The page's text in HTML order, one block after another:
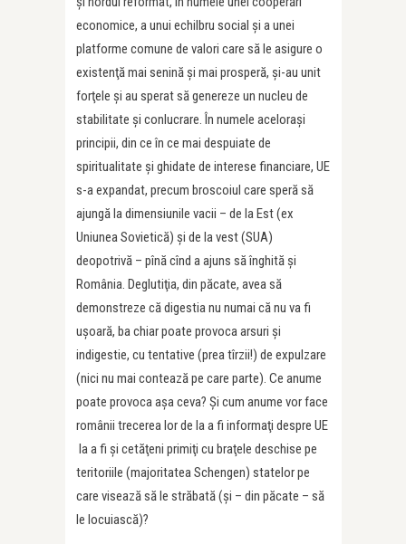
economice, a unui echilbru social şi a unei
platforme comune de valori care să le asigure o
existenţă mai senină şi mai prosperă, şi-au unit
forţele şi au sperat să genereze un nucleu de
stabilitate şi conlucrare. În numele aceloraşi
principii, din ce în ce mai despuiate de
spiritualitate şi ghidate de interese financiare, UE
s-a expandat, precum broscoiul care speră să
ajungă la dimensiunile vacii – de la Est (ex
Uniunea Sovietică) şi de la vest (SUA)
deopotrivă – pînă cînd a ajuns să înghită şi
România. Deglutiţia, din păcate, avea să
demonstreze că digestia nu numai că nu va fi
uşoară, ba chiar poate provoca arsuri şi
indigestie, cu tentative (prea tîrzii!) de expulzare
(nici nu mai contează pe care parte). Ce anume
poate provoca aşa ceva? Şi cum anume vor face
românii trecerea lor de la a fi informaţi despre UE
la a fi şi cetăţeni primiţi cu braţele deschise pe
teritoriile (majoritatea Schengen) statelor pe
care visează să le străbată (şi – din păcate – să
le locuiască)?